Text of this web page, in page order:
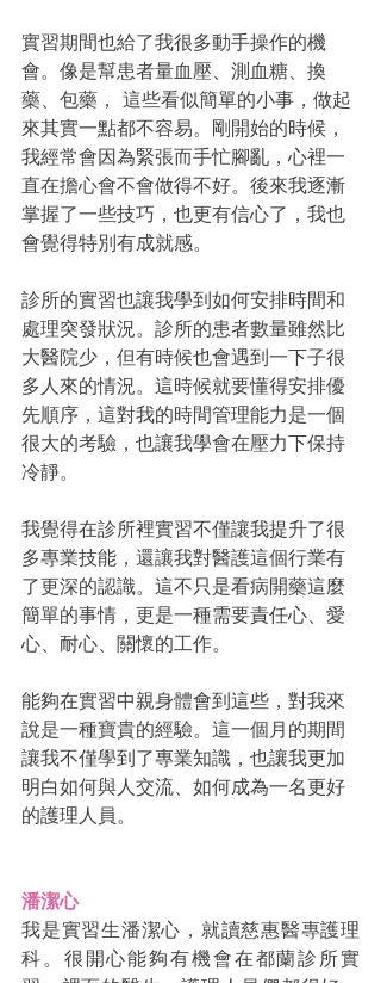
實習期間也給了我很多動手操作的機
會。像是幫患者量血壓、測血糖、換
藥、包藥， 這些看似簡單的小事，做起
來其實一點都不容易。剛開始的時候，
我經常會因為緊張而手忙腳亂，心裡一
直在擔心會不會做得不好。後來我逐漸
掌握了一些技巧，也更有信心了，我也
會覺得特別有成就感。
診所的實習也讓我學到如何安排時間和
處理突發狀況。診所的患者數量雖然比
大醫院少，但有時候也會遇到一下子很
多人來的情況。這時候就要懂得安排優
先順序，這對我的時間管理能力是一個
很大的考驗，也讓我學會在壓力下保持
冷靜。
我覺得在診所裡實習不僅讓我提升了很
多專業技能，還讓我對醫護這個行業有
了更深的認識。這不只是看病開藥這麼
簡單的事情，更是一種需要責任心、愛
心、耐心、關懷的工作。
能夠在實習中親身體會到這些，對我來
說是一種寶貴的經驗。這一個月的期間
讓我不僅學到了專業知識，也讓我更加
明白如何與人交流、如何成為一名更好
的護理人員。
潘潔心
我是實習生潘潔心，就讀慈惠醫專護理
科。很開心能夠有機會在都蘭診所實